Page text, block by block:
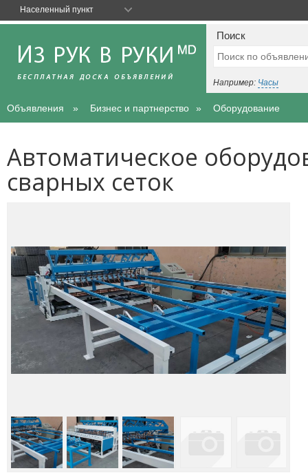
Поиск
Например: Часы
Объявления Бизнес и партнерство Оборудование
Автоматическое
сварных сеток
Населенный пункт